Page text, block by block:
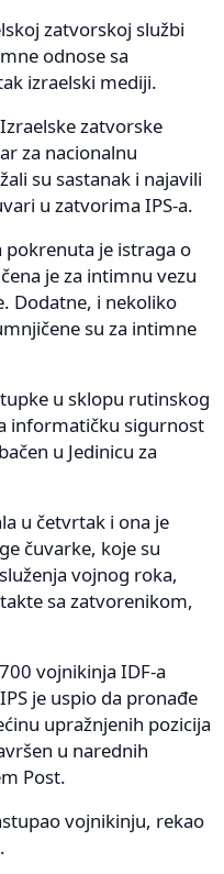
zatvorskoj službi
odnose sa
izraelski mediji.
zatvorske
za nacionalnu
su sastanak i najavili
u zatvorima IPS-a.
pokrenuta je istraga o
je za intimnu vezu
Dodatne, i nekoliko
su za intimne
u sklopu rutinskog
informatičku sigurnost
u Jedinicu za
u četvrtak i ona je
čuvarke, koje su
vojnog roka,
sa zatvorenikom,
vojnikinja IDF-a
je uspio da pronađe
upražnjenih pozicija
u narednih
Post.
vojnikinju, rekao